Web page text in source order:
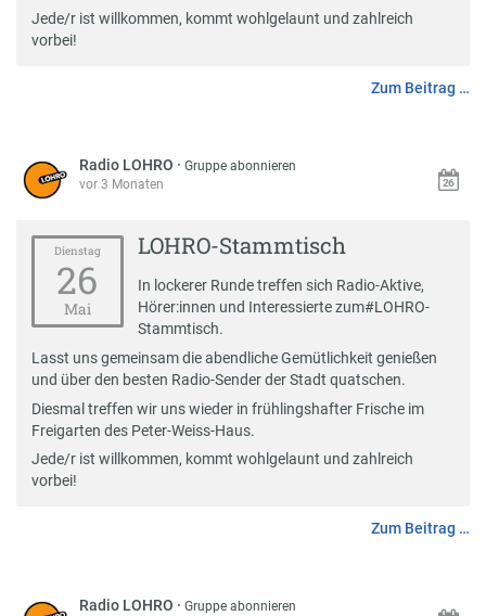
Jede/r ist willkommen, kommt wohlgelaunt und zahlreich
vorbei!
Zum Beitrag …
Radio LOHRO ·Gruppe abonnieren
vor 3 Monaten
Dienstag
26
Mai
LOHRO-Stammtisch
In lockerer Runde treffen sich Radio-Aktive,
Hörer:innen und Interessierte zum#LOHRO-
Stammtisch.
Lasst uns gemeinsam die abendliche Gemütlichkeit genießen
und über den besten Radio-Sender der Stadt quatschen.
Diesmal treffen wir uns wieder in frühlingshafter Frische im
Freigarten des Peter-Weiss-Haus.
Jede/r ist willkommen, kommt wohlgelaunt und zahlreich
vorbei!
Zum Beitrag …
Radio LOHRO ·Gruppe abonnieren